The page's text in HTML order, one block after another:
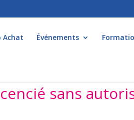
Achat Événements
sans